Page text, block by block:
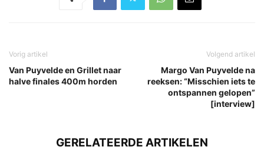
Vorig artikel
Van Puyvelde en Grillet naar
halve finales 400m horden
Volgend artikel
Margo Van Puyvelde na
reeksen: “Misschien iets te
ontspannen gelopen”
[interview]
GERELATEERDE ARTIKELEN